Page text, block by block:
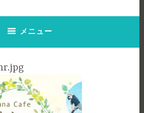
メニュー